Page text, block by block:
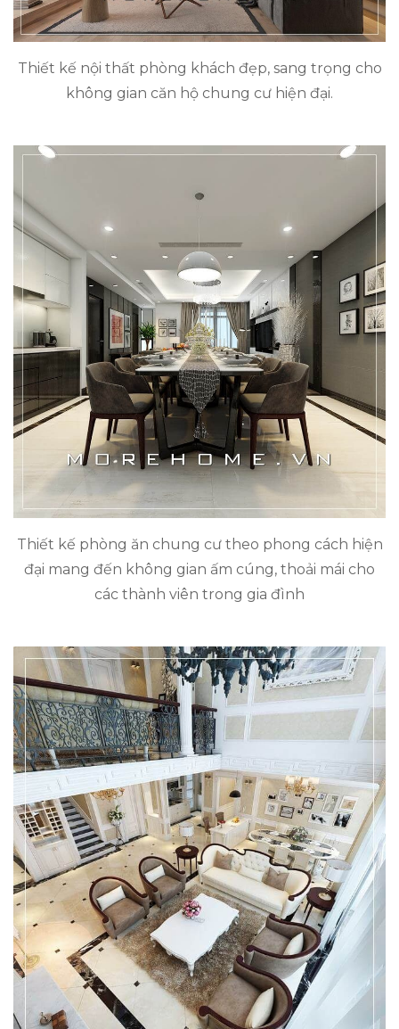
Thiết kế nội thất phòng khách đẹp, sang trọng cho
không gian căn hộ chung cư hiện đại.
Thiết kế phòng ăn chung cư theo phong cách hiện
đại mang đến không gian ấm cúng, thoải mái cho
các thành viên trong gia đình